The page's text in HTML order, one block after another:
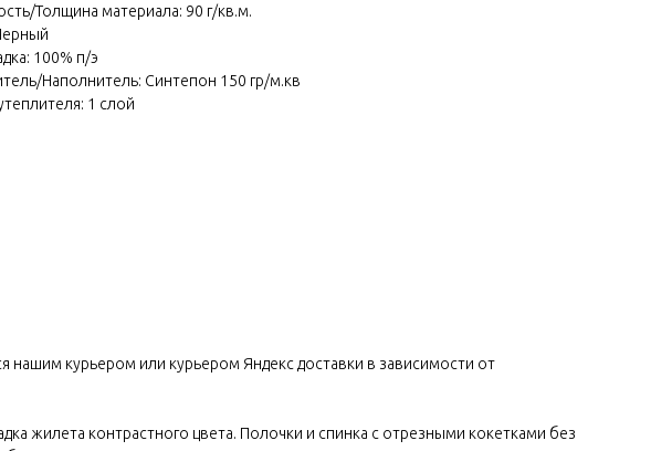
Толщина материала: 90 г/кв.м.
100% п/э
Наполнитель: Синтепон 150 гр/м.кв
1 слой
курьером или курьером Яндекс доставки в зависимости от
жилета контрастного цвета. Полочки и спинка с отрезными кокетками без